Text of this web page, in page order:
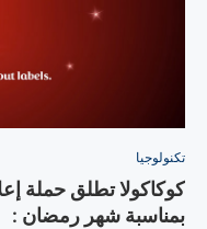
تكنولوجيا
كوكاكولا تطلق حملة
بمناسبة شهر رمضان :